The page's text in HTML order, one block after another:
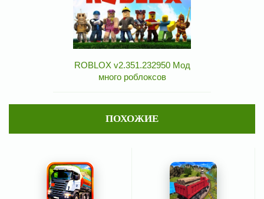
ROBLOX v2.351.232950 Мод
много роблоксов
ПОХОЖИЕ